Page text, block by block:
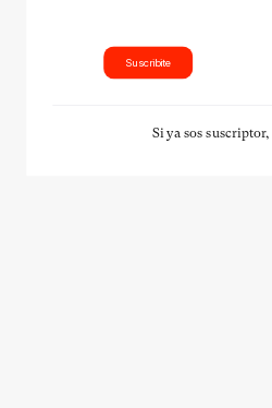
Suscribite
Si ya sos suscriptor,